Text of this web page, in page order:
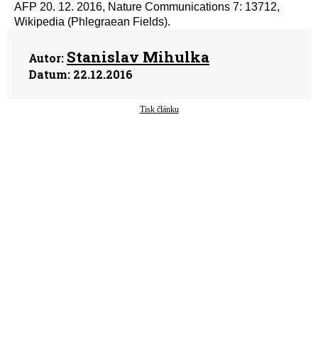
AFP 20. 12. 2016, Nature Communications 7: 13712,
Wikipedia (Phlegraean Fields).
Autor: Stanislav Mihulka
Datum: 22.12.2016
Tisk článku